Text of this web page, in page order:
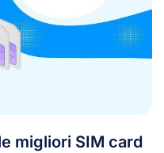
migliori SIM card